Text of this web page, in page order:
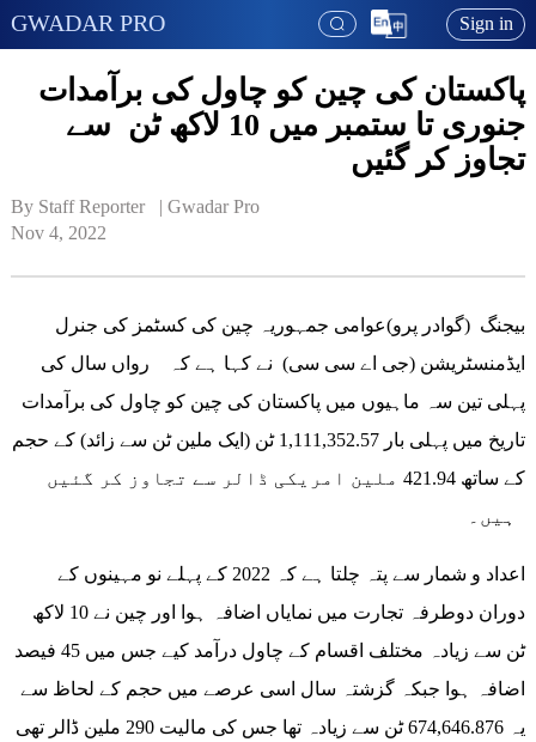
GWADAR PRO Sign in
پاکستان کی چین کو چاول کی برآمدات
جنوری تا ستمبر میں 10 لاکھ ٹن سے
تجاوز کر گئیں
By Staff Reporter   | Gwadar Pro
Nov 4, 2022
بیجنگ (گوادر پرو)عوامی جمہوریہ چین کی کسٹمز کی جنرل
ایڈمنسٹریشن (جی اے سی سی) نے کہا ہے کہ رواں سال کی
پہلی تین سہ ماہیوں میں پاکستان کی چین کو چاول کی برآمدات
تاریخ میں پہلی بار 1,111,352.57 ٹن (ایک ملین ٹن سے زائد) کے حجم
کے ساتھ 421.94 ملین امریکی ڈالر سے تجاوز کر گئیں
اعداد و شمار سے پتہ چلتا ہے کہ 2022 کے پہلے نو مہینوں کے
دوران دوطرفہ تجارت میں نمایاں اضافہ ہوا اور چین نے 10 لاکھ
ٹن سے زیادہ مختلف اقسام کے چاول درآمد کیے جس میں 45 فیصد
اضافہ ہوا جبکہ گزشتہ سال اسی عرصے میں حجم کے لحاظ سے
یہ 674,646.876 ٹن سے زیادہ تھا جس کی مالیت 290 ملین ڈالر تھی